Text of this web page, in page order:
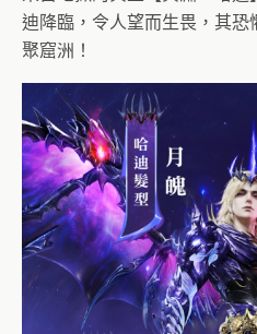
迪降臨，令人望而生畏， 其恐
聚窟洲！